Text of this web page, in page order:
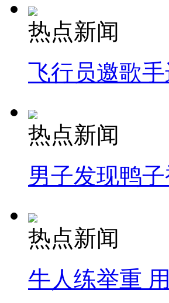
热点新闻
飞行员邀歌
热点新闻
男子发现鸭
热点新闻
牛人练举重